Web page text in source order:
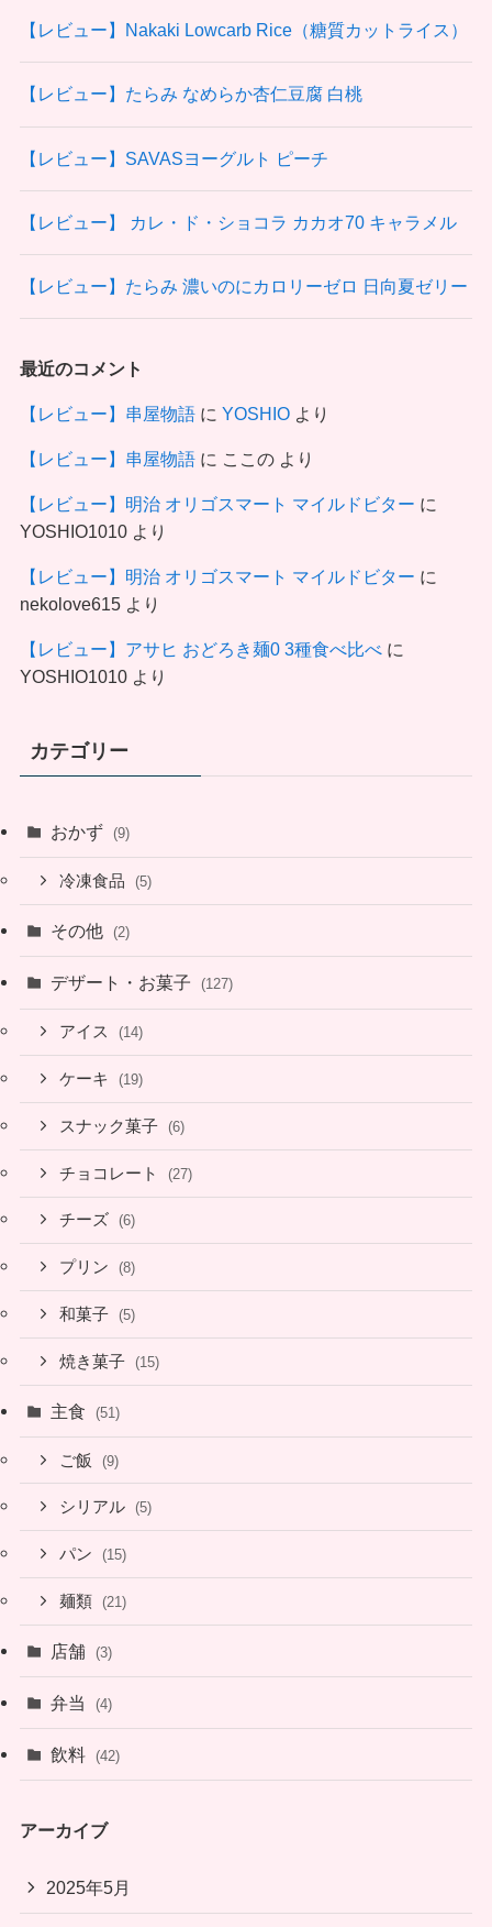
【レビュー】Nakaki Lowcarb Rice（糖質カットライス）
【レビュー】たらみ なめらか杏仁豆腐 白桃
【レビュー】SAVASヨーグルト ピーチ
【レビュー】 カレ・ド・ショコラ カカオ70 キャラメル
【レビュー】たらみ 濃いのにカロリーゼロ 日向夏ゼリー
最近のコメント
【レビュー】串屋物語に YOSHIOより
【レビュー】串屋物語に ここのより
【レビュー】明治 オリゴスマート マイルドビター に
YOSHIO1010より
【レビュー】明治 オリゴスマート マイルドビター に
nekolove615より
【レビュー】アサヒ おどろき麺0 3種食べ比べに
YOSHIO1010より
カテゴリー
おかず (9)
冷凍食品 (5)
その他 (2)
デザート・お菓子 (127)
アイス (14)
ケーキ (19)
スナック菓子 (6)
チョコレート (27)
チーズ (6)
プリン (8)
和菓子 (5)
焼き菓子 (15)
主食 (51)
ご飯 (9)
シリアル (5)
パン (15)
麺類 (21)
店舗 (3)
弁当 (4)
飲料 (42)
アーカイブ
2025年5月